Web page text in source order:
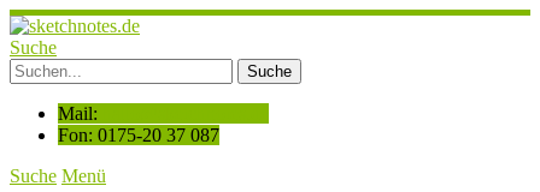
Suche
Mail:
Fon: 0175-20 37 087
Suche Menü